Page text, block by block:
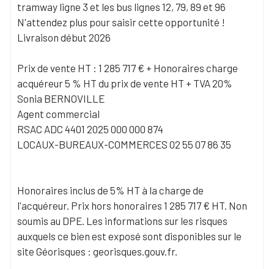
tramway ligne 3 et les bus lignes 12, 79, 89 et 96
N'attendez plus pour saisir cette opportunité !
Livraison début 2026
Prix de vente HT : 1 285 717 € + Honoraires charge
acquéreur 5 % HT du prix de vente HT + TVA 20%
Sonia BERNOVILLE
Agent commercial
RSAC ADC 4401 2025 000 000 874
LOCAUX-BUREAUX-COMMERCES 02 55 07 86 35
Honoraires inclus de 5% HT à la charge de
l'acquéreur. Prix hors honoraires 1 285 717 € HT. Non
soumis au DPE. Les informations sur les risques
auxquels ce bien est exposé sont disponibles sur le
site Géorisques : georisques.gouv.fr.